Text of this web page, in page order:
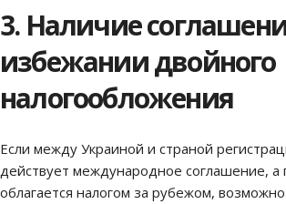
3. Наличие
избежании двойного
налогообложения
Если между Украиной и страной
действует международное соглашение, а
облагается налогом за рубежом,